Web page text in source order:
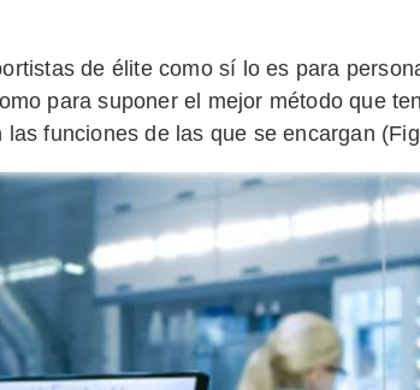
de élite como sí lo es para
para suponer el mejor método que
funciones de las que se encargan